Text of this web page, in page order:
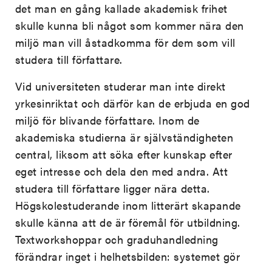
det man en gång kallade akademisk frihet
skulle kunna bli något som kommer nära den
miljö man vill åstadkomma för dem som vill
studera till författare.
Vid universiteten studerar man inte direkt
yrkesinriktat och därför kan de erbjuda en god
miljö för blivande författare. Inom de
akademiska studierna är självständigheten
central, liksom att söka efter kunskap efter
eget intresse och dela den med andra. Att
studera till författare ligger nära detta.
Högskolestuderande inom litterärt skapande
skulle känna att de är föremål för utbildning.
Textworkshoppar och graduhandledning
förändrar inget i helhetsbilden: systemet gör